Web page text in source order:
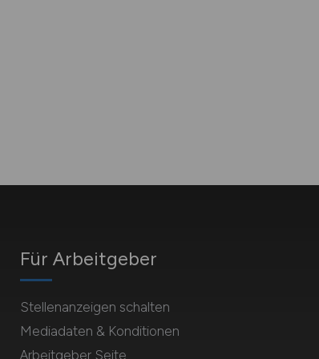
Für Arbeitgeber
Stellenanzeigen schalten
Mediadaten & Konditionen
Arbeitgeber Seite